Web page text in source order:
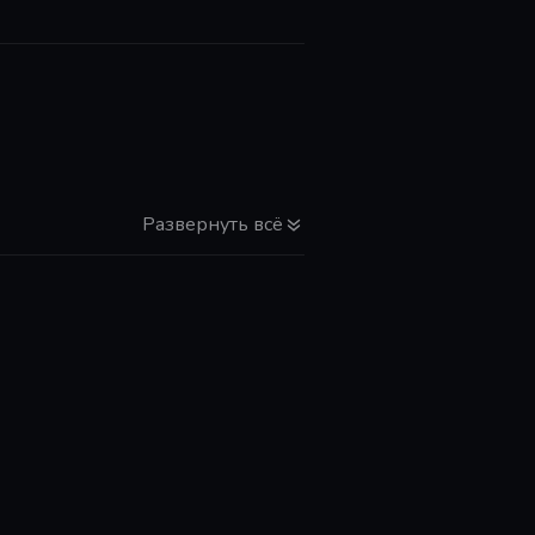
Развернуть всё